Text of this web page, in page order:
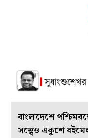
বাংলাদেশে
সত্ত্বেও একুশে